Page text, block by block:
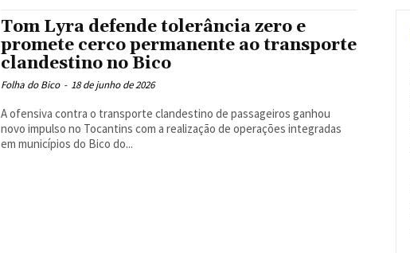
Tom Lyra defende tolerância zero e
promete cerco permanente ao transporte
clandestino no Bico
Folha do Bico - 18 de junho de 2026
A ofensiva contra o transporte clandestino de passageiros ganhou
novo impulso no Tocantins com a realização de operações integradas
em municípios do Bico do...